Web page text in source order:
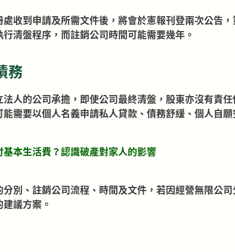
收到申請及所需文件後，將會於憲報刊登兩次公告
清盤程序，而註銷公司時間可能需要幾年。
務
人的公司承擔，即使公司最終清盤，股東亦沒有責
需要以個人名義申請私人貸款、 債務舒緩 、 個人自
本生活費？認識破產對家人的影響
別、註銷公司流程、時間及文件，若因經營無限公
議方案。